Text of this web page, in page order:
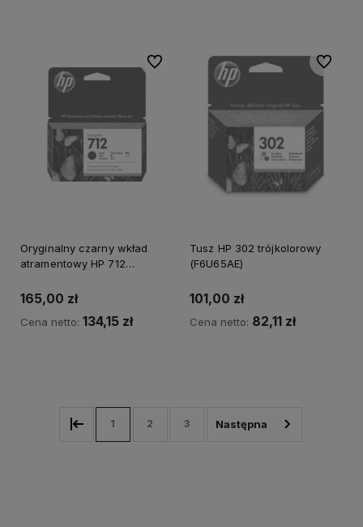
Oryginalny czarny wkład
atramentowy HP 712
165,00 zł
Cena netto: 134,15 zł
Do ulubionych
Tusz HP 302 trójkolorowy
(F6U65AE)
101,00 zł
Cena netto: 82,11 zł
Do
1 2 3